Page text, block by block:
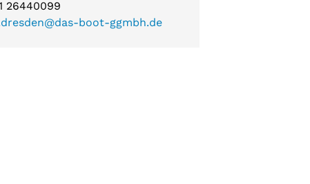
26440099
boot-ggmbh.de